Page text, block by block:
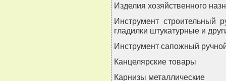
Изделия хозяйственного
Инструмент строительный
гладилки штукатурные и
Инструмент сапожный
Канцелярские товары
Карнизы металлические